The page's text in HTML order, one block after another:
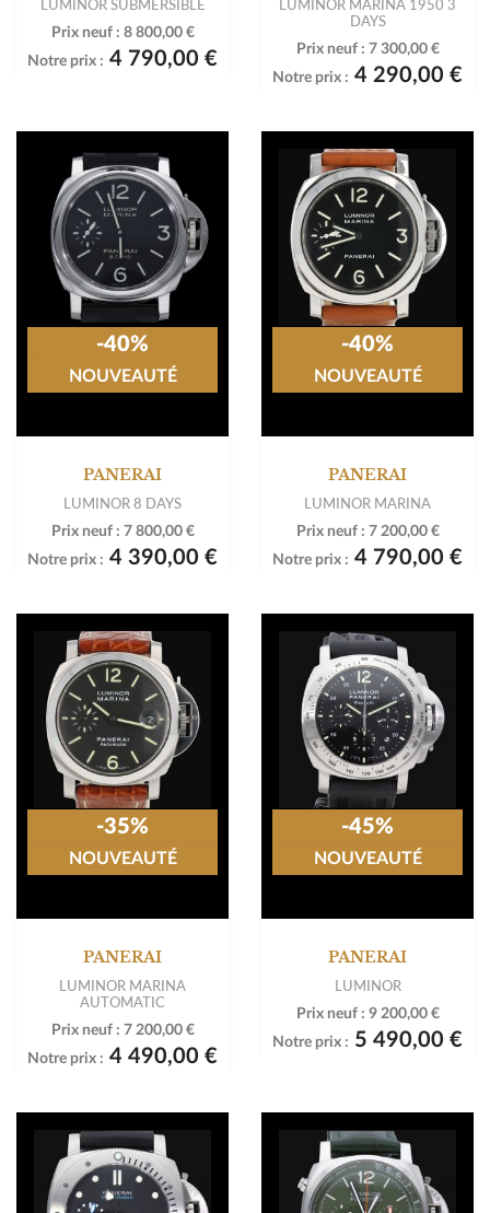
LUMINOR SUBMERSIBLE
Prix neuf : 8 800,00 €
Notre prix : 4 790,00 €
LUMINOR MARINA 1950 3
DAYS
Prix neuf : 7 300,00 €
Notre prix : 4 290,00 €
PANERAI
LUMINOR 8 DAYS
Prix neuf : 7 800,00 €
Notre prix : 4 390,00 €
-40%
NOUVEAUTÉ
PANERAI
LUMINOR MARINA
Prix neuf : 7 200,00 €
Notre prix : 4 790,00 €
-40%
NOUVEAUTÉ
PANERAI
LUMINOR MARINA
AUTOMATIC
Prix neuf : 7 200,00 €
Notre prix : 4 490,00 €
-35%
NOUVEAUTÉ
PANERAI
LUMINOR
Prix neuf : 9 200,00 €
Notre prix : 5 490,00 €
-45%
NOUVEAUTÉ